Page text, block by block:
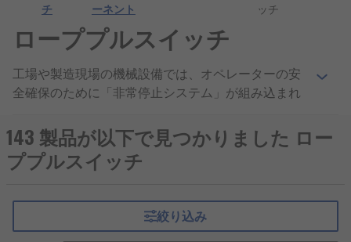
チ
ーネント
ッチ
ローププルスイッチ
工場や製造現場の機械設備では、オペレーターの安
全確保のために「非常停止システム」が組み込まれ
されています。オペレーターが危険を感じたり機械
設備に異常が発生した場合に、非常停止スイッチを
手動で操作することで機械を即座に停止させること
非常停止スイッチは危険時に使用されるため、通常
143 製品が以下で見つかりました ロー
ププルスイッチ
絞り込み